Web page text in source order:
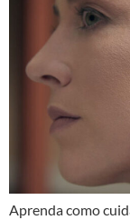
Aprenda como